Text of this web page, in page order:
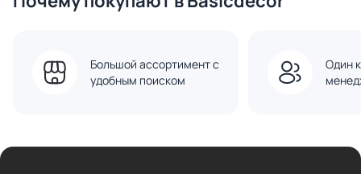
Большой ассортимент с
удобным поиском
Один